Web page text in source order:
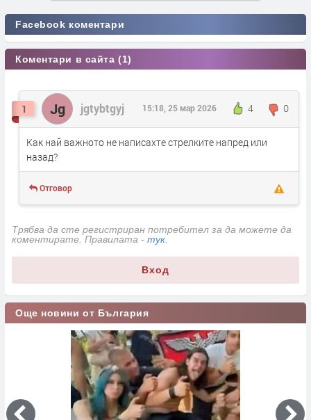
Facebook коментари
Коментари в сайта (1)
1 Jg jgtybtgyj 4 0
15:18, 25 мар 2026
Как най важното не написахте стрелките напред или
назад?
Отговор
Трябва да сте регистриран потребител за да можете да
коментирате. Правилата - тук.
Вход
Още новини от България